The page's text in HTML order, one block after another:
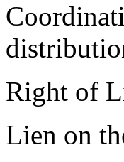
Right of
Lien on